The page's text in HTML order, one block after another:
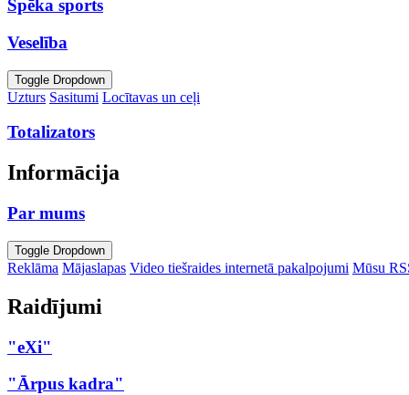
Spēka sports
Veselība
Toggle Dropdown
Uzturs Sasitumi Locītavas un ceļi
Totalizators
Informācija
Par mums
Toggle Dropdown
Reklāma Mājaslapas Video tiešraides internetā pakalpojumi Mūsu
Raidījumi
"eXi"
"Ārpus kadra"